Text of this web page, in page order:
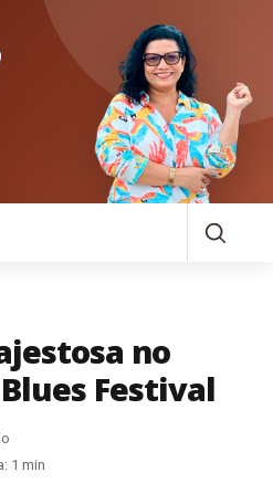
no
Festival
1 min